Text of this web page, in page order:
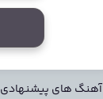
آهنگ های پیشنهادی